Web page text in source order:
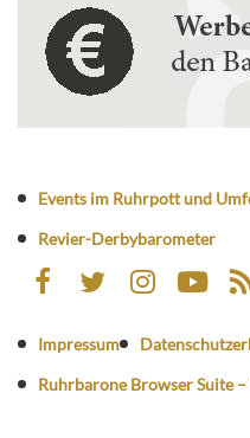
Events im Ruhrpott und
Revier-Derbybarometer
Impressum
Ruhrbarone Browser Suite